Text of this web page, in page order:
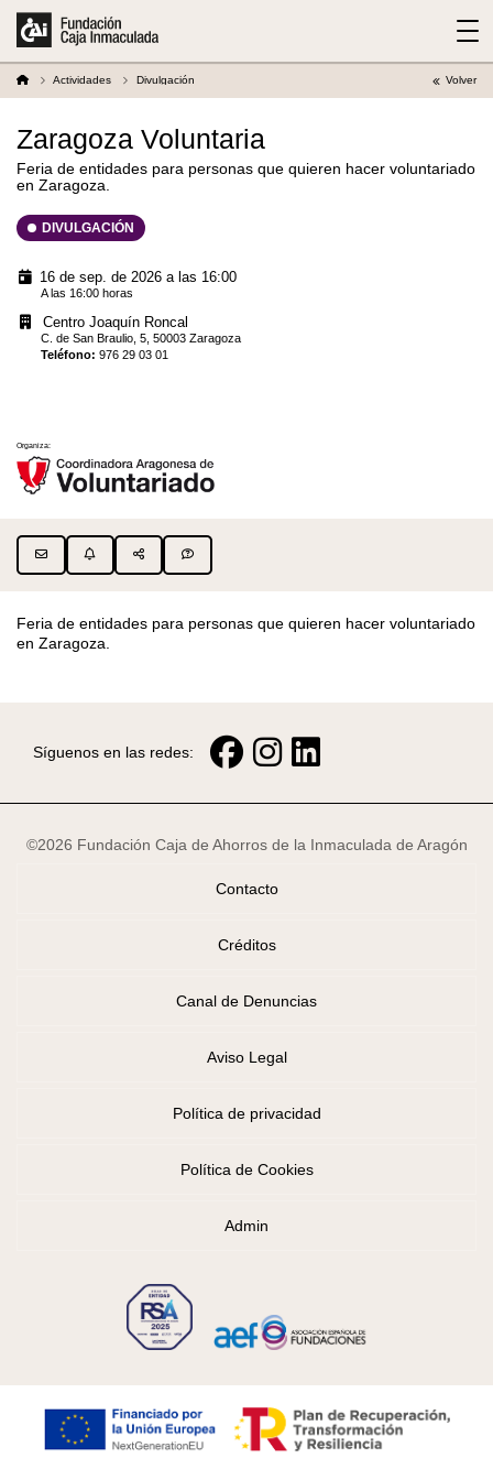
Actividades Divulgación Volver
Zaragoza Voluntaria
Feria de entidades para personas que quieren hacer voluntariado
en Zaragoza.
DIVULGACIÓN
16 de sep. de 2026 a las 16:00
A las 16:00 horas
Centro Joaquín Roncal
C. de San Braulio, 5, 50003 Zaragoza
Teléfono:976 29 03 01
Organiza:
Feria de entidades para personas que quieren hacer voluntariado
en Zaragoza.
Síguenos en las redes:
©2026 Fundación Caja de Ahorros de la Inmaculada de Aragón
Contacto
Créditos
Canal de Denuncias
Aviso Legal
Política de privacidad
Política de Cookies
Admin